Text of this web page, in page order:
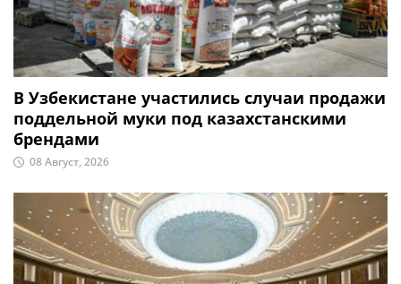
В Узбекистане участились случаи продажи
поддельной муки под казахстанскими
брендами
08 Август, 2026